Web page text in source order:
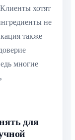
хотят
не
также
многие
для